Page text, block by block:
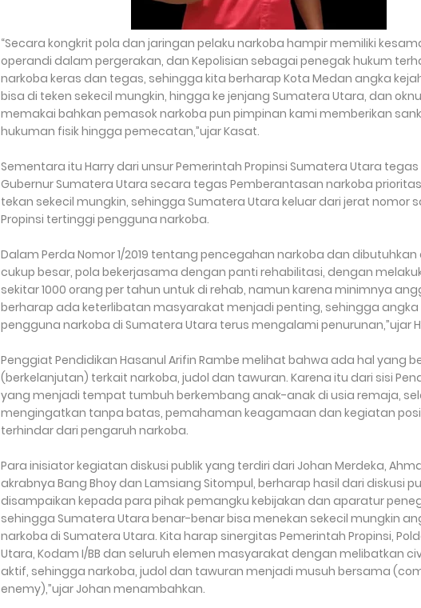
“Secara kongkrit pola dan jaringan pelaku narkoba hampir memiliki
operandi dalam pergerakan, dan Kepolisian sebagai penegak hukum
narkoba keras dan tegas, sehingga kita berharap Kota Medan angka
bisa di teken sekecil mungkin, hingga ke jenjang Sumatera Utara, dan
memakai bahkan pemasok narkoba pun pimpinan kami memberikan
hukuman fisik hingga pemecatan,”ujar Kasat.
Sementara itu Harry dari unsur Pemerintah Propinsi Sumatera Utara
Gubernur Sumatera Utara secara tegas Pemberantasan narkoba
tekan sekecil mungkin, sehingga Sumatera Utara keluar dari jerat nomor
Propinsi tertinggi pengguna narkoba.
Dalam Perda Nomor 1/2019 tentang pencegahan narkoba dan
cukup besar, pola bekerjasama dengan panti rehabilitasi, dengan
sekitar 1000 orang per tahun untuk di rehab, namun karena minimnya
berharap ada keterlibatan masyarakat menjadi penting, sehingga angka
pengguna narkoba di Sumatera Utara terus mengalami penurunan,”ujar
Penggiat Pendidikan Hasanul Arifin Rambe melihat bahwa ada hal yang
(berkelanjutan) terkait narkoba, judol dan tawuran. Karena itu dari sisi
yang menjadi tempat tumbuh berkembang anak-anak di usia remaja,
mengingatkan tanpa batas, pemahaman keagamaan dan kegiatan
terhindar dari pengaruh narkoba.
Para inisiator kegiatan diskusi publik yang terdiri dari Johan Merdeka,
akrabnya Bang Bhoy dan Lamsiang Sitompul, berharap hasil dari diskusi
disampaikan kepada para pihak pemangku kebijakan dan aparatur
sehingga Sumatera Utara benar-benar bisa menekan sekecil mungkin
narkoba di Sumatera Utara. Kita harap sinergitas Pemerintah Propinsi,
Utara, Kodam I/BB dan seluruh elemen masyarakat dengan melibatkan
aktif, sehingga narkoba, judol dan tawuran menjadi musuh bersama
enemy),”ujar Johan menambahkan.